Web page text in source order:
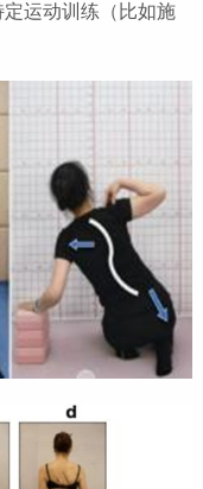
运动训练（比如施